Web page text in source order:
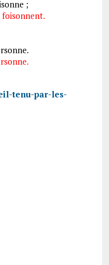
;
foisonnent.
tenu-par-les-